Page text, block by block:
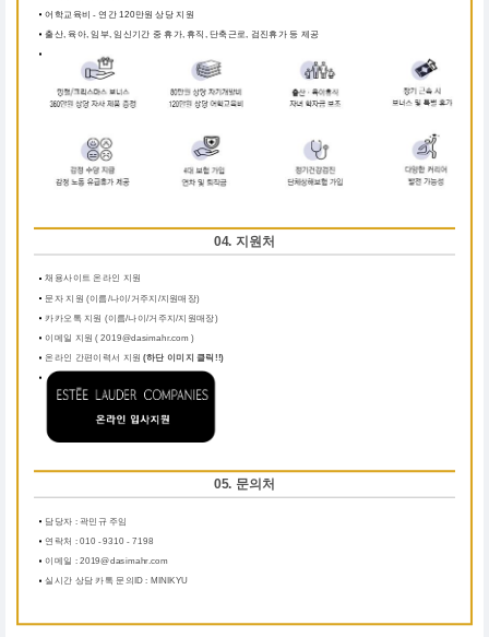
어학교육비 - 연간 120만원 상당 지원
출산, 육아, 임부, 임신기간 중 휴가, 휴직, 단축근로, 검진휴가 등 제공
04. 지원처
채용사이트 온라인 지원
문자 지원 (이름/나이/거주지/지원매장)
카카오톡 지원 (이름/나이/거주지/지원매장)
이메일 지원 ( 2019@dasimahr.com )
온라인 간편이력서 지원 (하단 이미지 클릭!!)
05. 문의처
담당자 : 곽민규 주임
연락처 : 010 - 9310 - 7198
이메일 : 2019@dasimahr.com
실시간 상담 카톡 문의ID : MINIKYU